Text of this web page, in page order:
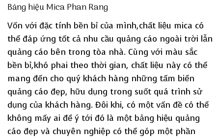
Bảng hiệu Mica Phan Rang
Vốn với đặc tính bền bỉ của mình,chất liệu mica có
thể đáp ứng tốt cả nhu cầu quảng cáo ngoài trời lẫn
quảng cáo bên trong tòa nhà. Cùng với màu sắc
bền bỉ,khó phai theo thời gian, chất liệu này có thể
mang đến cho quý khách hàng những tấm biển
quảng cáo đẹp, hữu dụng trong suốt quá trình sử
dụng của khách hàng. Đôi khi, có một vấn đề có thể
không mấy ai để ý tới đó là một bảng hiệu quảng
cáo đẹp và chuyên nghiệp có thể góp một phần